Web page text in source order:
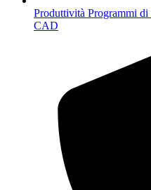
Produttività Programmi di
CAD